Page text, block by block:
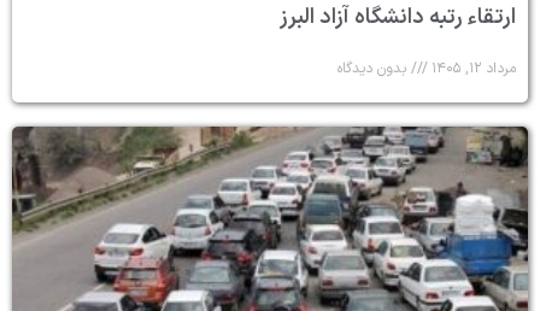
ارتقاء رتبه دانشگاه آزاد البرز
مرداد ۱۲, ۱۴۰۵ بدون دیدگاه